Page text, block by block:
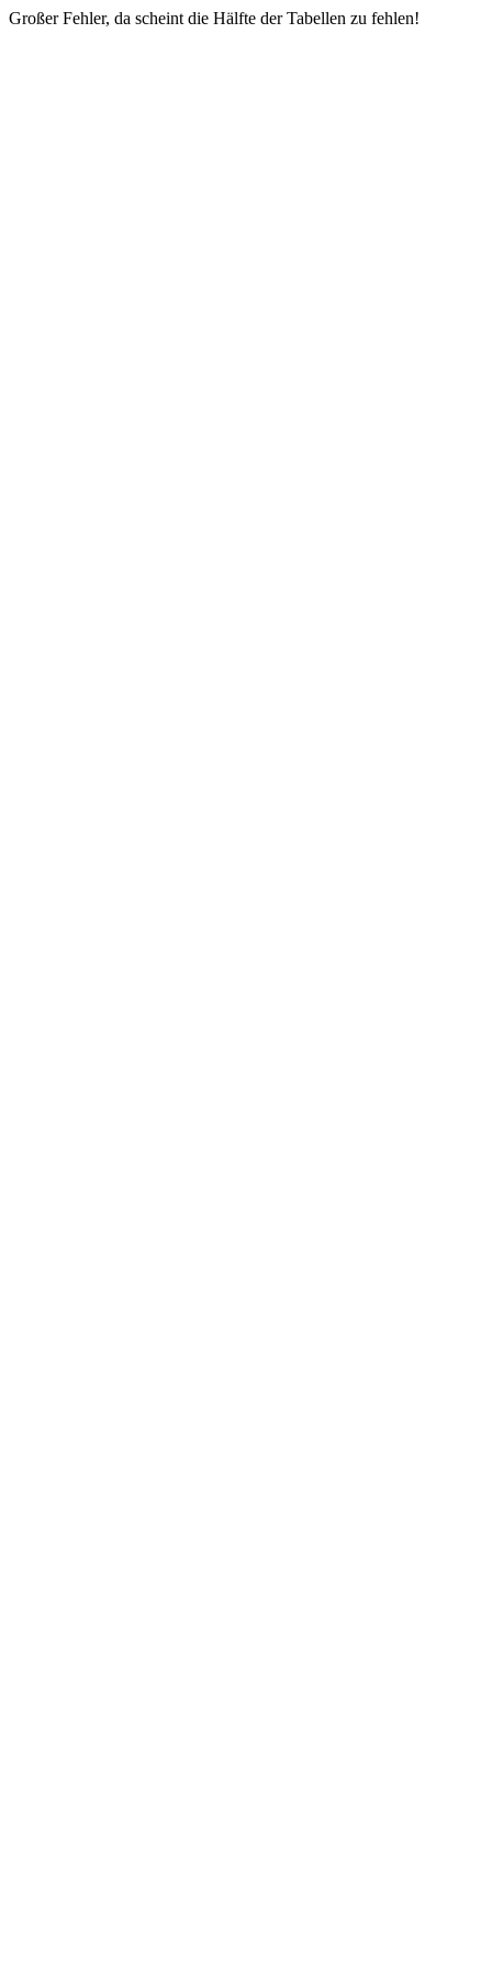
Großer Fehler, da scheint die Hälfte der Tabellen zu fehlen!